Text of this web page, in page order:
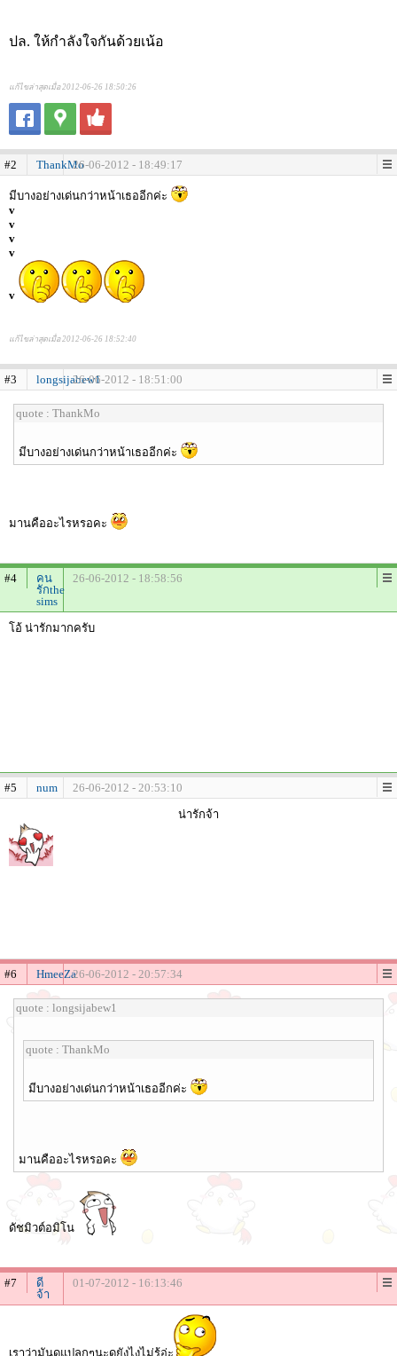
ปล. ให้กำลังใจกันด้วยเน้อ
แก้ไขล่าสุดเมื่อ 2012-06-26 18:50:26
#2 ThankMo26-06-2012 - 18:49:17
มีบางอย่างเด่นกว่าหน้าเธออีกค่ะ
v
v
v
v
v
แก้ไขล่าสุดเมื่อ 2012-06-26 18:52:40
#3 longsijabew126-06-2012 - 18:51:00
quote : ThankMo
มีบางอย่างเด่นกว่าหน้าเธออีกค่ะ
มานคืออะไรหรอคะ
#4
คน
รักthe
sims
26-06-2012 - 18:58:56
โอ้ น่ารักมากครับ
#5 num
26-06-2012 - 20:53:10
น่ารักจ้า
#6 HmeeZa26-06-2012 - 20:57:34
quote : longsijabew1
quote : ThankMo
มีบางอย่างเด่นกว่าหน้าเธออีกค่ะ
มานคืออะไรหรอคะ
ดัชมิวต์อมิโน
#7
ดี
จ้า
01-07-2012 - 16:13:46
เราว่ามันดูแปลกๆนะดูยังไงไม่รู้อ่ะ